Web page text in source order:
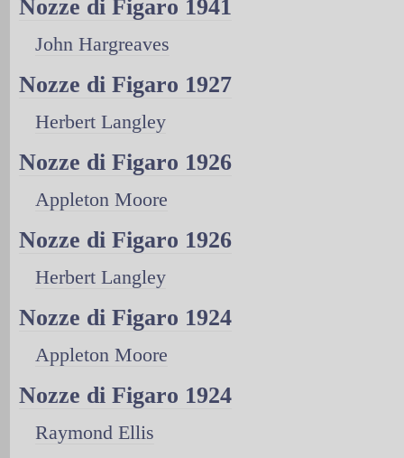
Nozze di Figaro 1941
John Hargreaves
Nozze di Figaro 1927
Herbert Langley
Nozze di Figaro 1926
Appleton Moore
Nozze di Figaro 1926
Herbert Langley
Nozze di Figaro 1924
Appleton Moore
Nozze di Figaro 1924
Raymond Ellis